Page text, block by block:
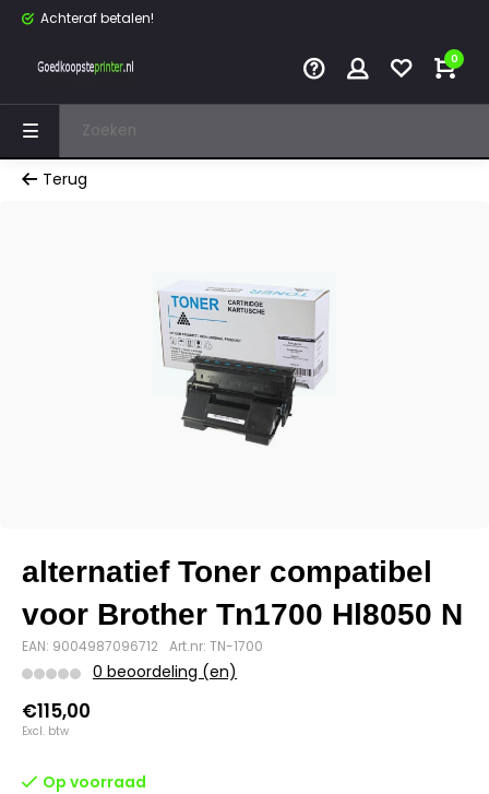
Achteraf betalen!
0
Terug
alternatief Toner compatibel
voor Brother Tn1700 Hl8050 N
EAN: 9004987096712 Art.nr: TN-1700
0 beoordeling (en)
€115,00
Excl. btw
Op voorraad